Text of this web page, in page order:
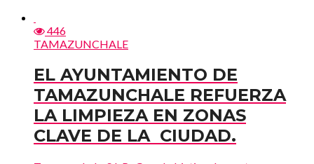
446
TAMAZUNCHALE
EL AYUNTAMIENTO DE
TAMAZUNCHALE REFUERZA
LA LIMPIEZA EN ZONAS
CLAVE DE LA CIUDAD.